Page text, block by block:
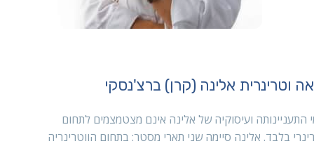
וטרינרית אלינה (קרן) ברצ'נסקי
התעניינותה ועיסוקיה של אלינה אינם מצטמצמים לתחום
בלבד. אלינה סיימה שני תארי מסטר: בתחום הווטרינריה